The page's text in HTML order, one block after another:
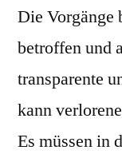
Die Vorgänge
betroffen und
transparente
kann
Es müssen in